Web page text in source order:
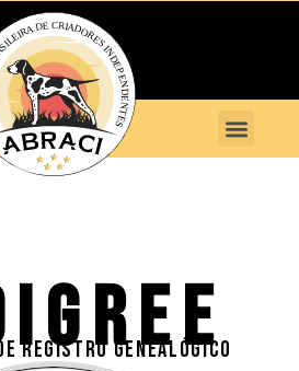
REGISTRO GENEALÓGICO